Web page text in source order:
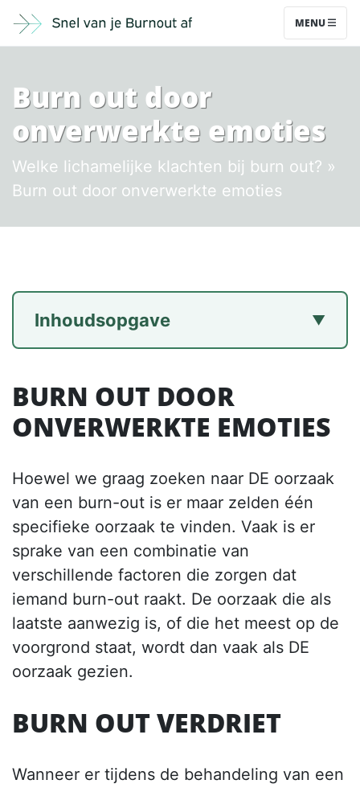
MENU
Burn out door
onverwerkte emoties
Welke lichamelijke klachten bij burn out? »
Burn out door onverwerkte emoties
Inhoudsopgave
BURN OUT DOOR
ONVERWERKTE EMOTIES
Hoewel we graag zoeken naar DE oorzaak
van een burn-out is er maar zelden één
specifieke oorzaak te vinden. Vaak is er
sprake van een combinatie van
verschillende factoren die zorgen dat
iemand burn-out raakt. De oorzaak die als
laatste aanwezig is, of die het meest op de
voorgrond staat, wordt dan vaak als DE
oorzaak gezien.
BURN OUT VERDRIET
Wanneer er tijdens de behandeling van een